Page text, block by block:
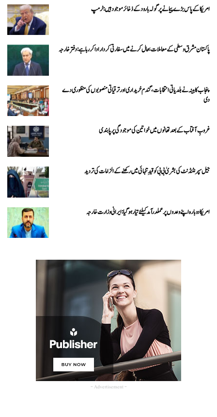
امریکا کے پاس بڑے پیمانے پر گولہ بارود کے ذخائر موجود ہیں: ٹرمپ
پاکستان مشرق وسطی کے معاملات بحال کرنے میں سفارتی کردار ادا کررہا ہے: دفتر خارجہ
پنجاب کابینہ نے بلدیاتی انتخابات، گندم خریداری اور ترقیاتی منصوبوں کی منظوری دے
دی
غروبِ آفتاب کے بعد تھانوں میں خواتین کی موجودگی پر پابندی
جیل سپرنٹنڈنٹ کی بشریٰ بی بی کو قیدِ تنہائی میں رکھنے کے الزامات کی تردید
امریکا دوبارہ اپنے وعدوں پر عملدرآمد کیلئے تیار ہو گیا: ایرانی وزارت خارجہ
- Advertisement -